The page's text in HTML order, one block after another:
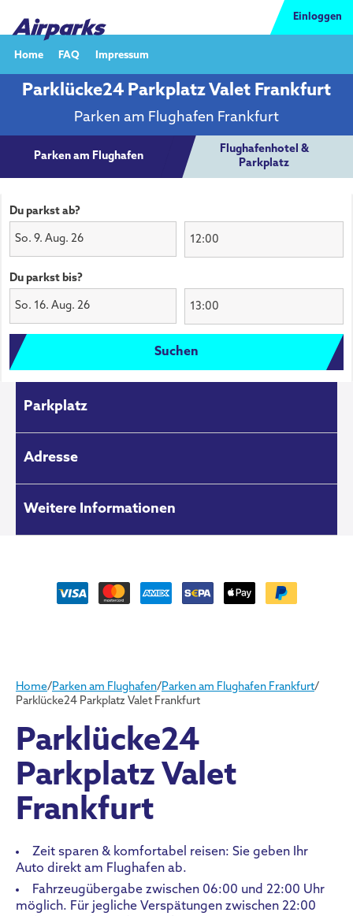
Einloggen
Home FAQ Impressum
Parklücke24 Parkplatz Valet Frankfurt
Parken am Flughafen Frankfurt
Parken am Flughafen
Flughafenhotel &
Parkplatz
Du parkst ab?
So. 9. Aug. 26
Du parkst bis?
So. 16. Aug. 26
Suchen
Parkplatz
Adresse
Weitere Informationen
Home/Parken am Flughafen/Parken am Flughafen Frankfurt/
Parklücke24 Parkplatz Valet Frankfurt
Parklücke24
Parkplatz Valet
Frankfurt
Zeit sparen & komfortabel reisen: Sie geben Ihr
Auto direkt am Flughafen ab.
Fahrzeugübergabe zwischen 06:00 und 22:00 Uhr
möglich. Für jegliche Verspätungen zwischen 22:00